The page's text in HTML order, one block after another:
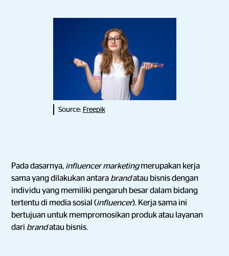
Source: Freepik
Pada dasarnya, influencer marketingmerupakan kerja
sama yang dilakukan antara brandatau bisnis dengan
individu yang memiliki pengaruh besar dalam bidang
tertentu di media sosial (influencer). Kerja sama ini
bertujuan untuk mempromosikan produk atau layanan
dari brandatau bisnis.